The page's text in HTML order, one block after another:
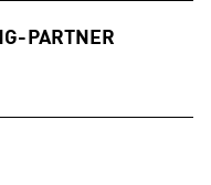
PARTNER